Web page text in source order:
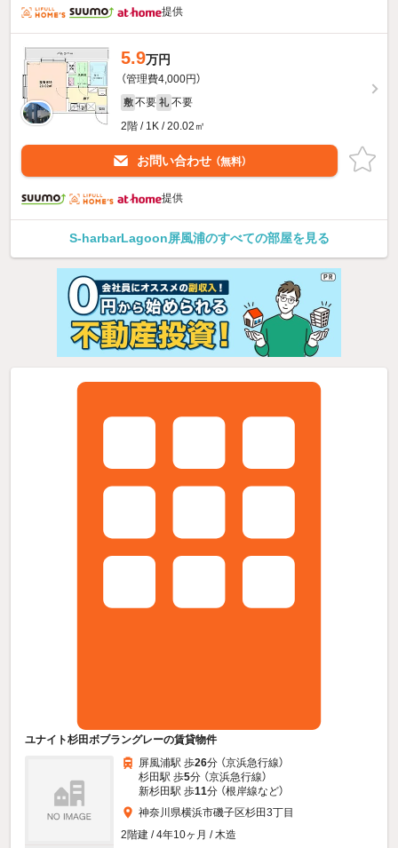
提供
5.9万円
（管理費4,000円）
敷 不要 礼 不要
2階 / 1K / 20.02㎡
お問い合わせ （無料）
提供
S-harbarLagoon屏風浦のすべての部屋を見る
ユナイト杉田ボブラングレーの賃貸物件
屏風浦駅 歩26分 （京浜急行線）
杉田駅 歩5分 （京浜急行線）
新杉田駅 歩11分 （根岸線など）
神奈川県横浜市磯子区杉田3丁目
2階建 / 4年10ヶ月 / 木造